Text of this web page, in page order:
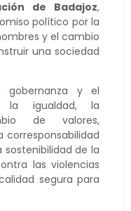
de Badajoz,
político por la
y el cambio
una sociedad
y el
la igualdad, la
de valores,
corresponsabilidad
de la
las violencias
segura para